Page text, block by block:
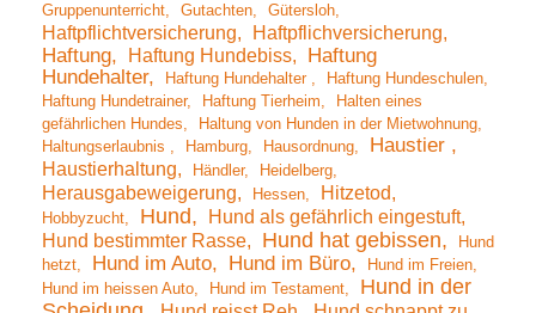
Gruppenunterricht
Gutachten Gütersloh
Haftpflichtversicherung Haftpflichversicherung
Haftung Haftung Hundebiss
Haftung
Hundehalter
Haftung Hundehalter
Haftung Hundeschulen
Haftung Hundetrainer
Haftung Tierheim
Halten eines
gefährlichen Hundes
Haltung von Hunden in der Mietwohnung
Haltungserlaubnis
Hamburg Hausordnung Haustier
Haustierhaltung Händler Heidelberg
Herausgabeweigerung Hessen Hitzetod
Hobbyzucht Hund
Hund als gefährlich eingestuft
Hund bestimmter Rasse
Hund hat gebissen
Hund
hetzt
Hund im Auto Hund im Büro
Hund im Freien
Hund im heissen Auto
Hund im Testament
Hund in der